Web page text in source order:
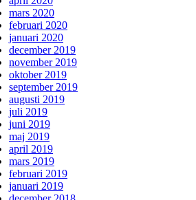
mars 2020
februari 2020
januari 2020
december 2019
november 2019
oktober 2019
september 2019
augusti 2019
juli 2019
juni 2019
maj 2019
april 2019
mars 2019
februari 2019
januari 2019